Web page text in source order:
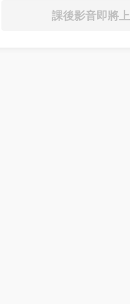
課後影音即將